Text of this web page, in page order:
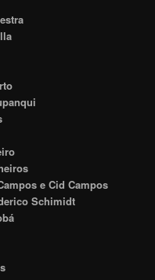
e Cid Campos
Schimidt